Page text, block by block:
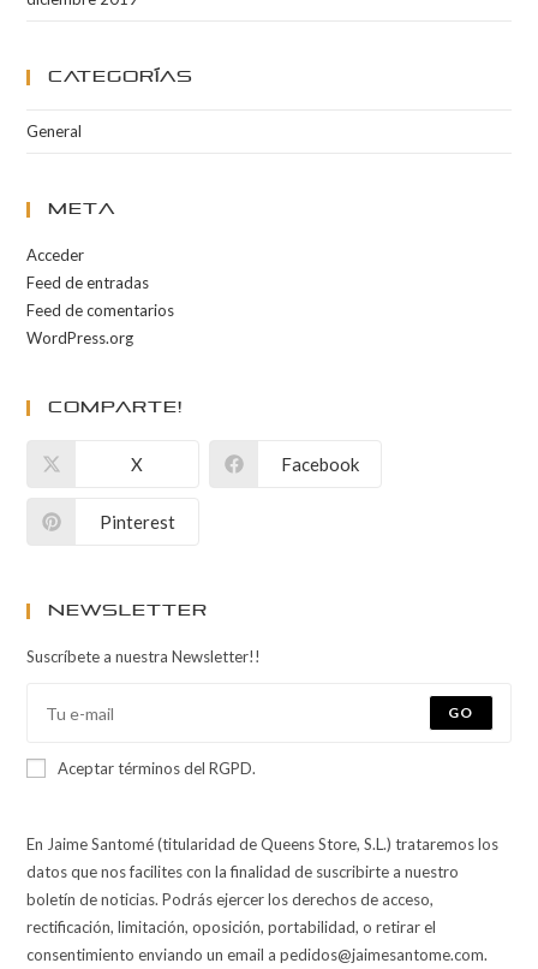
Categorías
General
Meta
Acceder
Feed de entradas
Feed de comentarios
WordPress.org
Comparte!
X Facebook
Pinterest
Newsletter
Suscríbete a nuestra Newsletter!!
GO
Aceptar términos del RGPD.
En Jaime Santomé (titularidad de Queens Store, S.L.) trataremos los
datos que nos facilites con la finalidad de suscribirte a nuestro
boletín de noticias. Podrás ejercer los derechos de acceso,
rectificación, limitación, oposición, portabilidad, o retirar el
consentimiento enviando un email a pedidos@jaimesantome.com.